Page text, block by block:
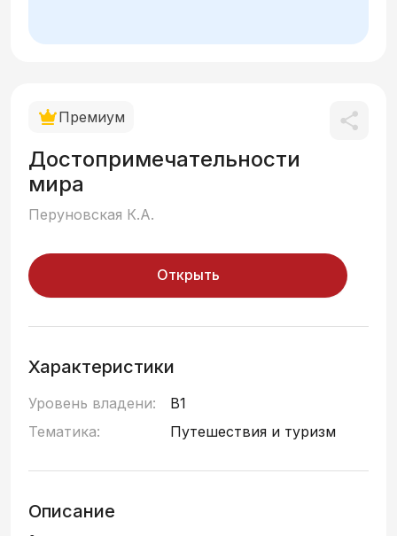
Премиум
Достопримечательности
мира
Перуновская К.А.
Открыть
Характеристики
Уровень владени:
B1
Тематика:
Путешествия и туризм
Описание